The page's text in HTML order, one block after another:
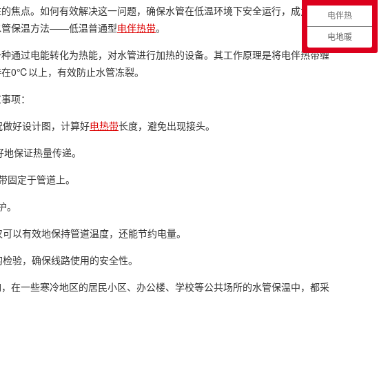
焦点。如何有效解决这一问题，确保水管在低温环境下安全运行，成为了我
管保温方法——低温普通型电伴热带。
通过电能转化为热能，对水管进行加热的设备。其工作原理是将电伴热带缠
0℃以上，有效防止水管冻裂。
项：
好设计图，计算好电热带长度，避免出现接头。
保证热量传递。
定于管道上。
以有效地保持管道温度，还能节约电量。
验，确保线路使用的安全性。
在一些寒冷地区的居民小区、办公楼、学校等公共场所的水管保温中，都采
电伴热
电地暖